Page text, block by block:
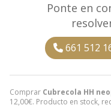
Comprar Cubrecola HH
12,00€. Producto en stock,
Ponte en
661 512